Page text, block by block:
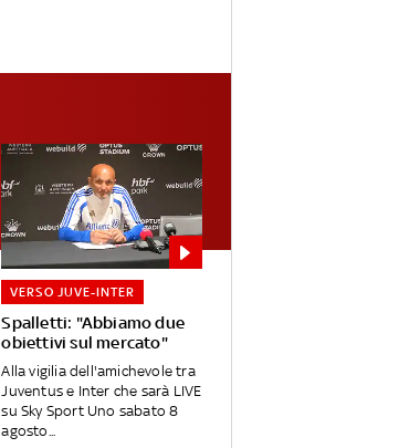
Spalletti: "Abbiamo due
obiettivi sul mercato"
VERSO JUVE-INTER
Alla vigilia dell'amichevole tra
Juventus e Inter che sarà LIVE
su Sky Sport Uno sabato 8
agosto...